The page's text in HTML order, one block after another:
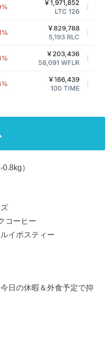
）
コーヒー
イボスティー
日の休暇＆外食予定で抑